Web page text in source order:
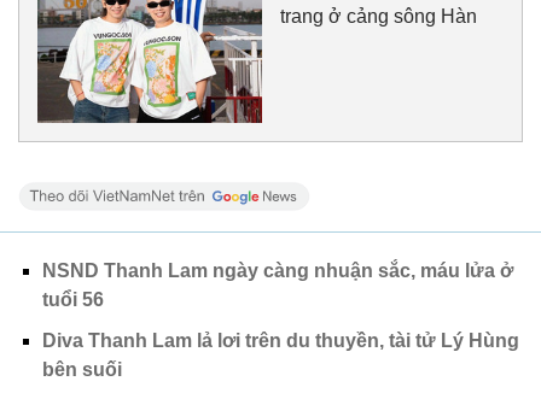
trang ở cảng sông Hàn
NSND Thanh Lam ngày càng nhuận sắc, máu lửa ở
tuổi 56
Diva Thanh Lam lả lơi trên du thuyền, tài tử Lý Hùng
bên suối